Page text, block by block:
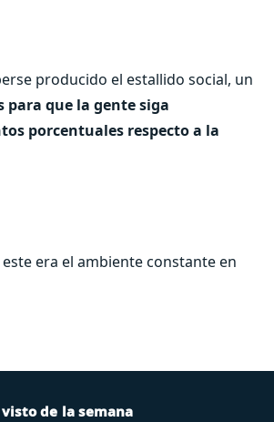
producido el estallido social, un
que la gente siga
porcentuales respecto a la
era el ambiente constante en
visto de la semana